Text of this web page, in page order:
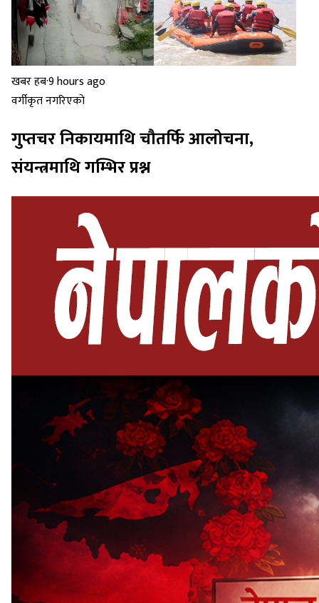
खबर हब·9 hours ago
वर्गीकृत नगरिएको
गुप्तचर निकायमाथि चौतर्फि आलोचना,
संयन्त्रमाथि गम्भिर प्रश्न